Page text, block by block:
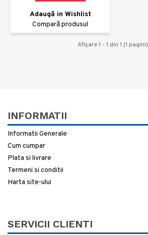
Adaugă in Wishlist
Compară produsul
Afişare 1 - 1 din 1 (1 pagini)
INFORMATII
Informatii Generale
Cum cumpar
Plata si livrare
Termeni si conditii
Harta site-ului
SERVICII CLIENTI